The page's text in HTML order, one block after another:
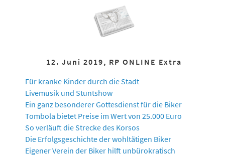
12. Juni 2019, RP ONLINE Extra
Für kranke Kinder durch die Stadt
Livemusik und Stuntshow
Ein ganz besonderer Gottesdienst für die Biker
Tombola bietet Preise im Wert von 25.000 Euro
So verläuft die Strecke des Korsos
Die Erfolgsgeschichte der wohltätigen Biker
Eigener Verein der Biker hilft unbürokratisch